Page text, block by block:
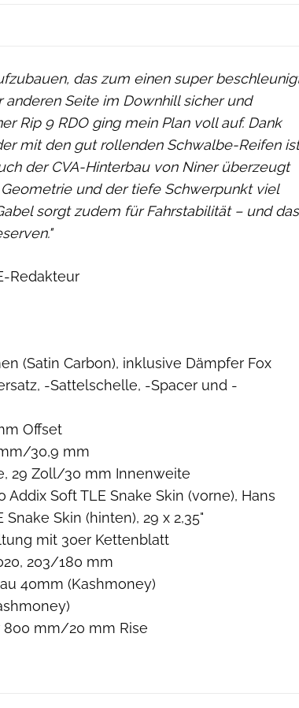
das zum einen super
Seite im Downhill sicher und
Rip 9 RDO ging mein Plan voll auf. Dank
mit den gut rollenden Schwalbe-Reifen ist
der CVA-Hinterbau von Niner überzeugt
und der tiefe Schwerpunkt viel
sorgt zudem für Fahrstabilität – und das
Redakteur
(Satin Carbon), inklusive Dämpfer Fox
-Sattelschelle, -Spacer und -
Offset
30,9 mm
29 Zoll/30 mm Innenweite
Soft TLE Snake Skin (vorne), Hans
Skin (hinten), 29 x 2,35"
mit 30er Kettenblatt
203/180 mm
40mm (Kashmoney)
800 mm/20 mm Rise